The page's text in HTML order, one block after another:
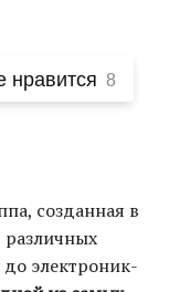
нравится 8
созданная в
до электроник-